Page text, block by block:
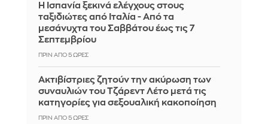
Η Ισπανία ξεκινά ελέγχους στους
ταξιδιώτες από Ιταλία - Από τα
μεσάνυχτα του Σαββάτου έως τις 7
Σεπτεμβρίου
ΠΡΙΝ ΑΠΌ 5 ΏΡΕΣ
Ακτιβίστριες ζητούν την ακύρωση των
συναυλιών του Τζάρεντ Λέτο μετά τις
κατηγορίες για σεξουαλική κακοποίηση
ΠΡΙΝ ΑΠΌ 5 ΏΡΕΣ